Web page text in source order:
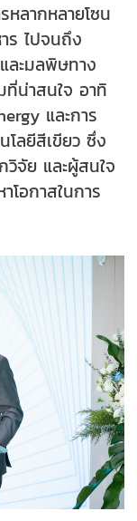
หลากหลายโซน
ร ไปจนถึง
ละมลพิษทาง
น่าสนใจ อาทิ
และการ
โลยีสีเขียว ซึ่ง
จัย และผู้สนใจ
โอกาสในการ